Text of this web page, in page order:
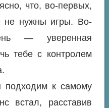
что, во-первых,
нужны игры. Во-
— уверенная
тебе с контролем
к самому
встал, расставив